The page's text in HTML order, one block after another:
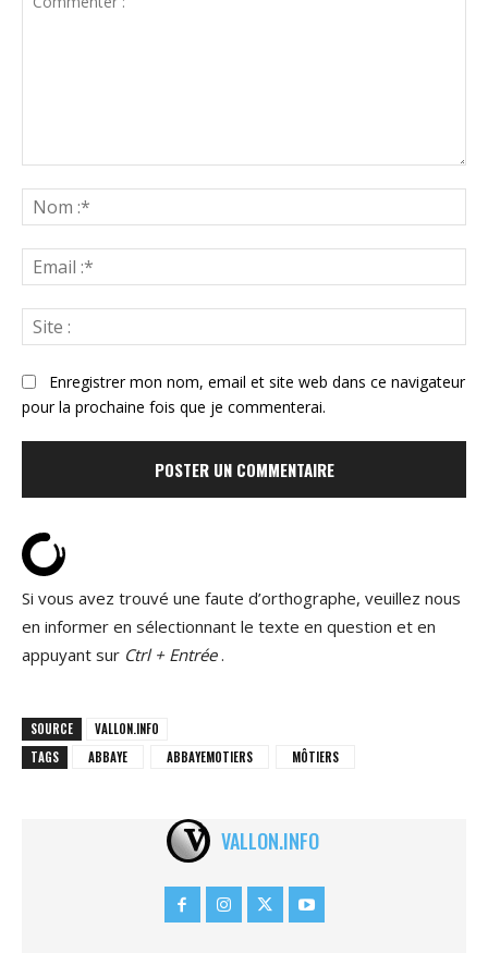
:*
:*
:
Enregistrer mon nom, email et site web dans ce navigateur
pour la prochaine fois que je commenterai.
Si vous avez trouvé une faute d’orthographe, veuillez nous
en informer en sélectionnant le texte en question et en
appuyant sur Ctrl + Entrée.
SOURCE
VALLON.INFO
TAGS
ABBAYE ABBAYEMOTIERS MÔTIERS
VALLON.INFO